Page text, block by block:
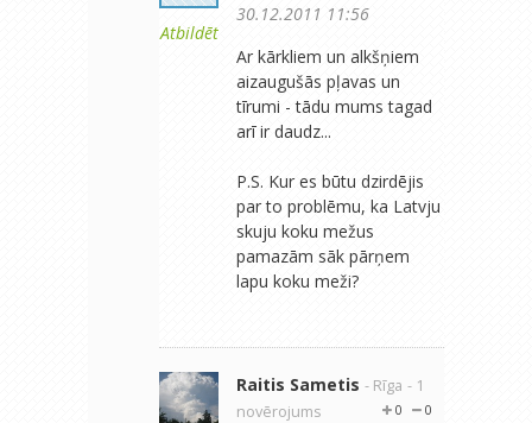
Atbildēt
30.12.2011 11:56
Ar kārkliem un alkšņiem
aizaugušās pļavas un
tīrumi - tādu mums tagad
arī ir daudz...
P.S. Kur es būtu dzirdējis
par to problēmu, ka Latvju
skuju koku mežus
pamazām sāk pārņem
lapu koku meži?
Raitis Sametis - Rīga - 1
novērojums
0
0